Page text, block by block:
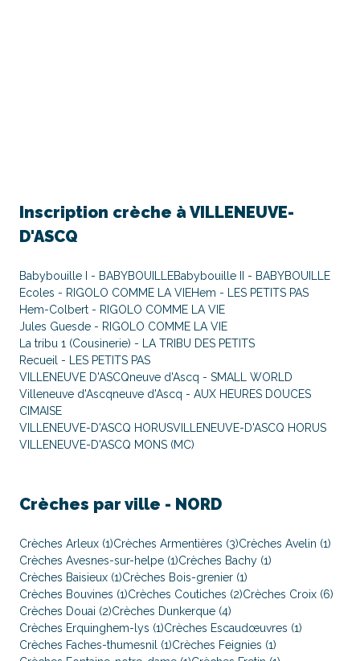
Inscription crèche à VILLENEUVE-
D'ASCQ
Babybouille I - BABYBOUILLEBabybouille II - BABYBOUILLE
Ecoles - RIGOLO COMME LA VIEHem - LES PETITS PAS
Hem-Colbert - RIGOLO COMME LA VIE
Jules Guesde - RIGOLO COMME LA VIE
La tribu 1 (Cousinerie) - LA TRIBU DES PETITS
Recueil - LES PETITS PAS
VILLENEUVE D'ASCQneuve d'Ascq - SMALL WORLD
Villeneuve d'Ascqneuve d'Ascq - AUX HEURES DOUCES
CIMAISE
VILLENEUVE-D'ASCQ HORUSVILLENEUVE-D'ASCQ HORUS
VILLENEUVE-D'ASCQ MONS (MC)
Crèches par ville - NORD
Crèches Arleux (1)Crèches Armentières (3)Crèches Avelin (1)
Crèches Avesnes-sur-helpe (1)Crèches Bachy (1)
Crèches Baisieux (1)Crèches Bois-grenier (1)
Crèches Bouvines (1)Crèches Coutiches (2)Crèches Croix (6)
Crèches Douai (2)Crèches Dunkerque (4)
Crèches Erquinghem-lys (1)Crèches Escaudœuvres (1)
Crèches Faches-thumesnil (1)Crèches Feignies (1)